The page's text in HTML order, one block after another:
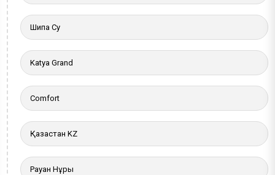
Шипа Су
Katya Grand
Comfort
Қазақстан KZ
Рауан Нұры